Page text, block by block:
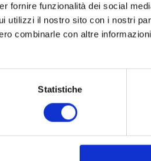
fornire funzionalità dei social
utilizzi il nostro sito con i nostri
combinarle con altre
Statistiche